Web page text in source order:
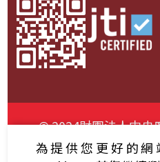
© 2024財團法人中央
資通安全政策聲明
服
為提供您更好的